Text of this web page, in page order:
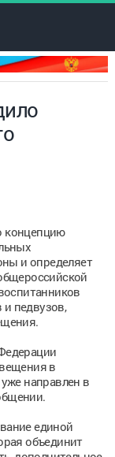
концепцию
и определяет
и педвузов,
в
направлен в
единой
объединит